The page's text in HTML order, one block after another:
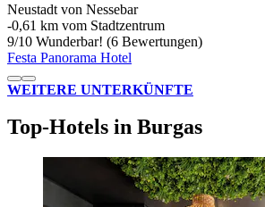
Neustadt von Nessebar
‐0,61 km vom Stadtzentrum
9/10 Wunderbar! (6 Bewertungen)
Festa Panorama Hotel
WEITERE UNTERKÜNFTE
Top-Hotels in Burgas